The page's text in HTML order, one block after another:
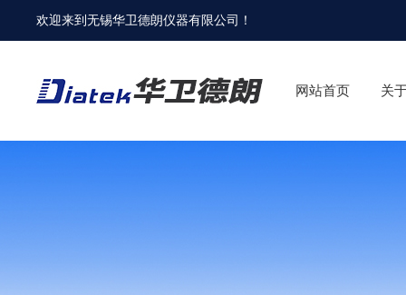
欢迎来到无锡华卫德朗仪器有限公司 ！
网站首页 关